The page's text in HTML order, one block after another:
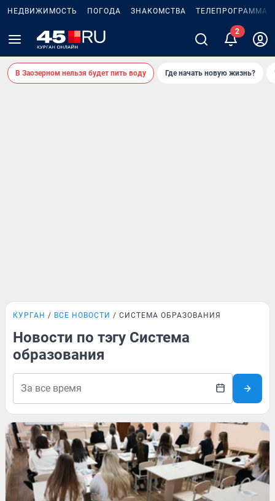
НЕДВИЖИМОСТЬ ПОГОДА ЗНАКОМСТВА ТЕЛЕПРОГРАММА
В Заозерном нельзя будет пить воду Где начать новую жизнь?
КУРГАН ВСЕ НОВОСТИ СИСТЕМА ОБРАЗОВАНИЯ
Новости по тэгу Система
образования